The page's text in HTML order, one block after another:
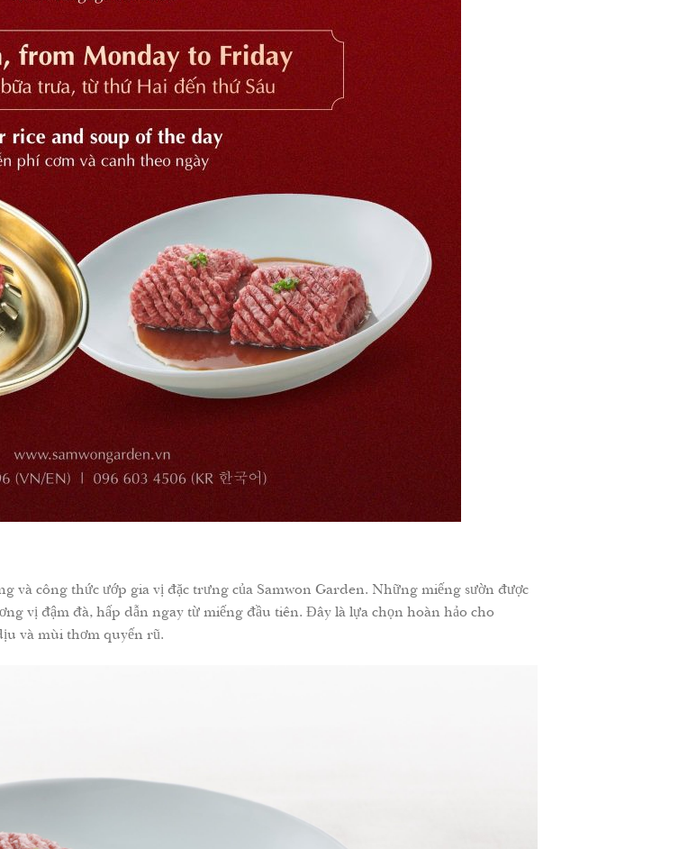
và công thức ướp gia vị đặc trưng của Samwon Garden. Những miếng sườn được
vị đậm đà, hấp dẫn ngay từ miếng đầu tiên. Đây là lựa chọn hoàn hảo cho
và mùi thơm quyến rũ.